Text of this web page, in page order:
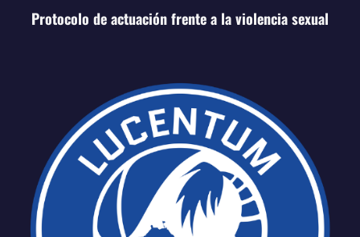
Protocolo de actuación frente a la violencia sexual